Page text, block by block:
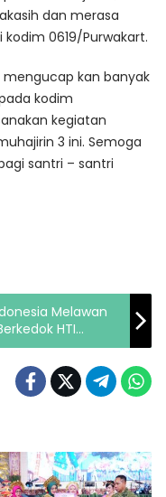
dan merasa
0619/Purwakart.
mengucap kan banyak
kodim
kegiatan
3 ini. Semoga
santri – santri
Melawan
HTI